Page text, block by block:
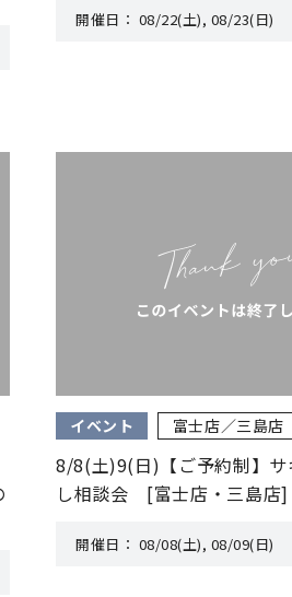
開催日： 08/22(土), 08/23(日)
イベント 富士店／三島店
8/8(土)9(日)【ご予約制】サ
し相談会 [富士店・三島店]
開催日： 08/08(土), 08/09(日)